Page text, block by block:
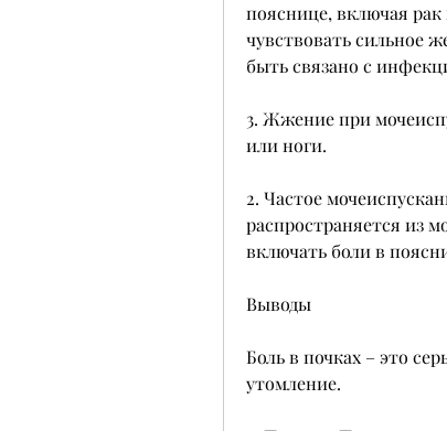
пояснице, включая
чувствовать сильное
быть связано с
3. Жжение при
или ноги.
2. Частое
распространяется из
включать боли в
Выводы
Боль в почках – это
утомление.